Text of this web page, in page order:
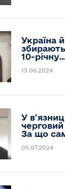
Україна
10-
13.06.2024
У
За що
05.07.2024